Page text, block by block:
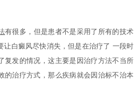
有很多，但是患者不是采用了所有的技术
让白癜风尽快消失，但是在治疗了 一段时
复发的情况，这主要是因治疗方法不当所
的治疗方式，那么疾病就会因治标不治本